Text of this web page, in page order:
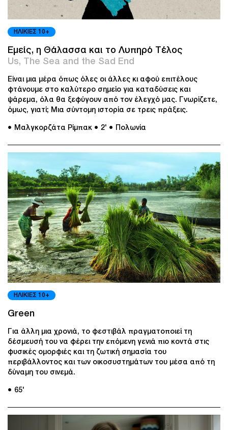
ΗΛΙΚΙΕΣ 10+
Εμείς, η Θάλασσα και το Λυπηρό Τέλος
Us, The Sea and the Sad End
Είναι μια μέρα όπως όλες οι άλλες κι αφού επιτέλους
φτάνουμε στο καλύτερο σημείο για καταδύσεις και
ψάρεμα, όλα θα ξεφύγουν από τον έλεγχό μας. Γνωρίζετε,
όμως, γιατί; Μια σύντομη ιστορία σε τρεις πράξεις.
● Μαλγκορζάτα Ρίμπακ ● 2' ● Πολωνία
ΗΛΙΚΙΕΣ 10+
Green
Για άλλη μια χρονιά, το φεστιβάλ πραγματοποιεί τη
δέσμευσή του να φέρει την επόμενη γενιά πιο κοντά στις
φυσικές ομορφιές και τη ζωτική σημασία του
περιβάλλοντος και των οικοσυστημάτων του μέσα από τη
δύναμη του σινεμά.
● 65'